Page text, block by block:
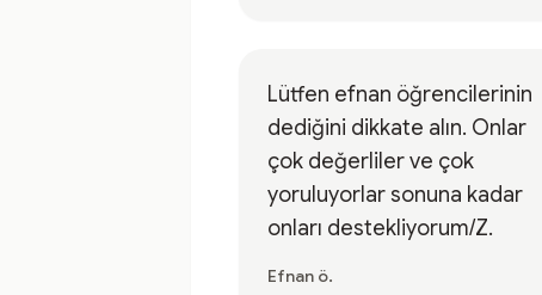
Lütfen efnan öğrencilerinin
dediğini dikkate alın. Onlar
çok değerliler ve çok
yoruluyorlar sonuna kadar
onları destekliyorum/Z.
Efnan ö.